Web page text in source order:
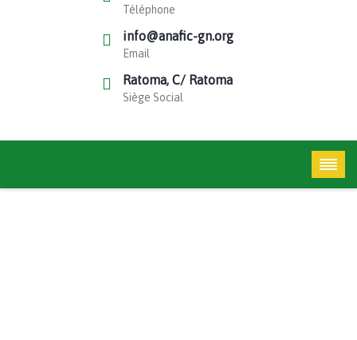
Téléphone
info@anafic-gn.org
Email
Ratoma, C/ Ratoma
Siège Social